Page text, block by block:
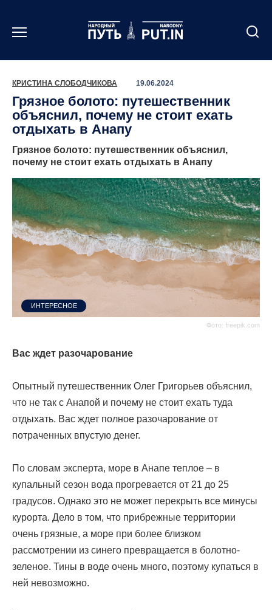
содержанию
КРИСТИНА СЛОБОДЧИКОВА 19.06.2024
Грязное болото: путешественник
объяснил, почему не стоит ехать
отдыхать в Анапу
Грязное болото: путешественник объяснил,
почему не стоит ехать отдыхать в Анапу
Фото: freepik.com
ИНТЕРЕСНОЕ
Вас ждет разочарование
Опытный путешественник Олег Григорьев объяснил,
что не так с Анапой и почему не стоит ехать туда
отдыхать. Вас ждет полное разочарование от
потраченных впустую денег.
По словам эксперта, море в Анапе теплое – в
купальный сезон вода прогревается от 21 до 25
градусов. Однако это не может перекрыть все минусы
курорта. Дело в том, что прибрежные территории
очень грязные, а море при более близком
рассмотрении из синего превращается в болотно-
зеленое. Тины в воде очень много, поэтому купаться в
ней невозможно.